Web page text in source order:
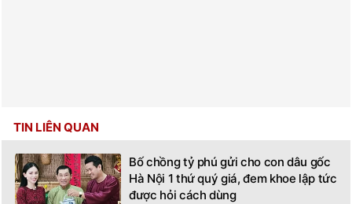
TIN LIÊN QUAN
Bố chồng tỷ phú gửi cho con dâu gốc
Hà Nội 1 thứ quý giá, đem khoe lập tức
được hỏi cách dùng